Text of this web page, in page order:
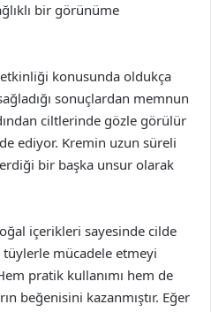
bir görünüme
konusunda oldukça
sonuçlardan memnun
ciltlerinde gözle görülür
ediyor. Kremin uzun süreli
bir başka unsur olarak
içerikleri sayesinde cilde
mücadele etmeyi
pratik kullanımı hem de
beğenisini kazanmıştır. Eğer